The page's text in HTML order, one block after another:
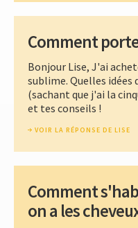
Comment
Bonjour Lise, J'ai
sublime. Quelles idées
(sachant que j'ai la
et tes conseils !
VOIR LA RÉPONSE DE LISE
Comment
on a les